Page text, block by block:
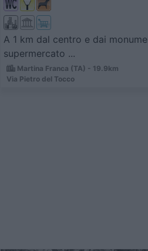
A 1 km dal centro e dai
supermercato ...
Martina Franca (TA) - 19.9km
Via Pietro del Tocco